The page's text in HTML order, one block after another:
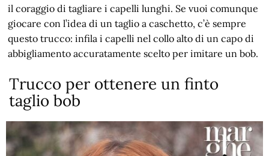
il coraggio di tagliare i capelli lunghi. Se vuoi comunque
giocare con l’idea di un taglio a caschetto, c’è sempre
questo trucco: infila i capelli nel collo alto di un capo di
abbigliamento accuratamente scelto per imitare un bob.
Trucco per ottenere un finto
taglio bob